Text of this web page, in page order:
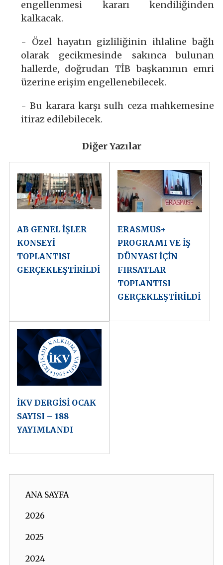
engellenmesi kararı kendiliğinden
kalkacak.
- Özel hayatın gizliliğinin ihlaline bağlı
olarak gecikmesinde sakınca bulunan
hallerde, doğrudan TİB başkanının emri
üzerine erişim engellenebilecek.
- Bu karara karşı sulh ceza mahkemesine
itiraz edilebilecek.
Diğer Yazılar
AB GENEL İŞLER
KONSEYİ
TOPLANTISI
GERÇEKLEŞTİRİLDİ
ERASMUS+
PROGRAMI VE İŞ
DÜNYASI İÇİN
FIRSATLAR
TOPLANTISI
GERÇEKLEŞTİRİLDİ
İKV DERGİSİ OCAK
SAYISI – 188
YAYIMLANDI
ANA SAYFA
2026
2025
2024